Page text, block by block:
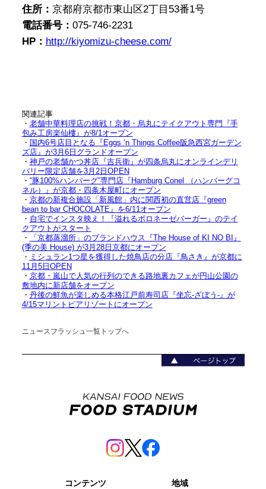
住所： 京都府京都市東山区2丁目53番1号
電話番号： 075-746-2231
HP： http://kiyomizu-cheese.com/
関連記事
・ 老舗中華料理店の挑戦！京都・烏丸にテイクアウト専門『手
包み工房楽仙樓』が8/1オープン
・ 国内6号店目となる『Eggs ‘n Things Coffee阪急西宮ガーデン
ズ店』が3月6日グランドオープン
・ 神戸の老舗かつ丼店『吉兵衛』が四条烏丸にオンラインデリ
バリー限定店舗を3月2日OPEN
・ “豚100%ハンバーグ”専門店『Hamburg Conel （ハンバーグコ
ネル）』が京都・四条木屋町にオープン
・ 京都の新複合施設「新風館」内に関西初の直営店『green
bean to bar CHOCOLATE』を6/11オープン
・ 自宅でインスタ映え！『溢れるボロネーゼバーガー』のテイ
クアウトがスタート
・
「京都蒸溜所」のブランドハウス『The House of KI NO BI』
(季の美 House) が3月28日京都にオープン
・ ミシュラン1つ星を獲得した焼鳥店の分店『鳥さき』が京都に
11月5日OPEN
・ 京都・嵐山で人気の行列のできる路地裏カフェが円山公園の
敷地内に新店舗をオープン
・ 丹後の鮮魚が楽しめる本格江戸前寿司店『坐忘-ざぼう-』が
4/15マリントピアリゾートにオープン
ニュースフラッシュ一覧トップへ
コンテンツ 地域